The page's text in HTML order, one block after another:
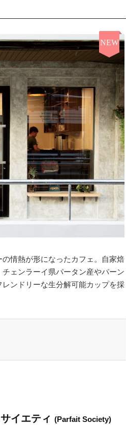
NEW
情熱が形になったカフェ。自家焙
ェンラーイ県パータン産やパーン
ンドリーな生分解可能カップを採
イエティ (Parfait Society)